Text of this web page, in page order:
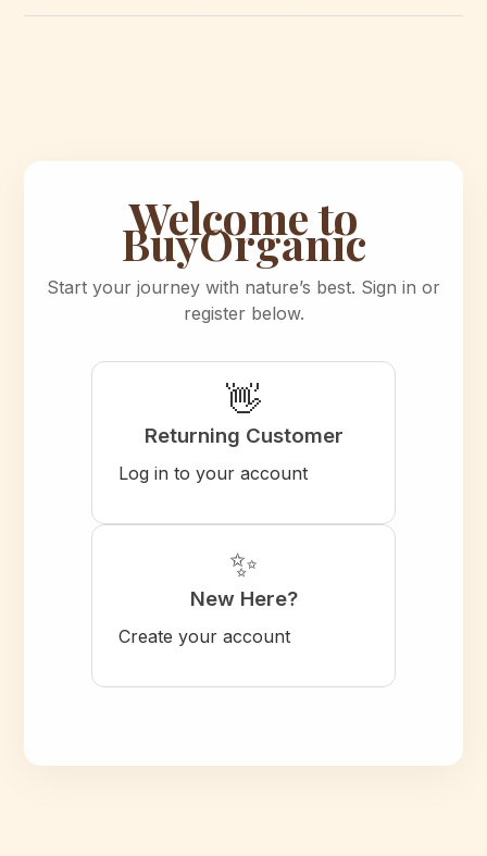
Welcome to
BuyOrganic
Start your journey with nature’s best. Sign in or
register below.
👋
Returning Customer
Log in to your account
✨
New Here?
Create your account